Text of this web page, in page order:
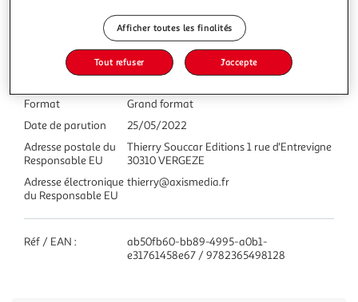
Format
Grand format
Date de parution
25/05/2022
Adresse postale du
Responsable EU
Thierry Souccar Editions 1 rue d'Entrevigne
30310 VERGEZE
Adresse électronique
du Responsable EU
thierry@axismedia.fr
Réf / EAN :
ab50fb60-bb89-4995-a0b1-
e31761458e67 / 9782365498128
Afficher toutes les finalités
Tout refuser J'accepte